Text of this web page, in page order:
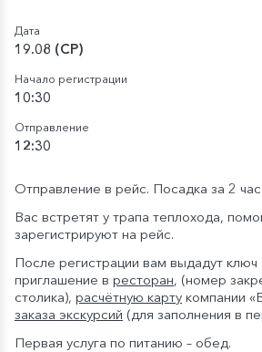
Дата
19.08 (СР)
Начало регистрации
10:30
Отправление
12:30
Отправление в рейс. Посадка за 2
Вас встретят у трапа теплохода,
зарегистрируют на рейс.
После регистрации вам выдадут ключ
приглашение в ресторан, (номер
столика), расчётную карту компании
заказа экскурсий (для заполнения в
Первая услуга по питанию – обед.